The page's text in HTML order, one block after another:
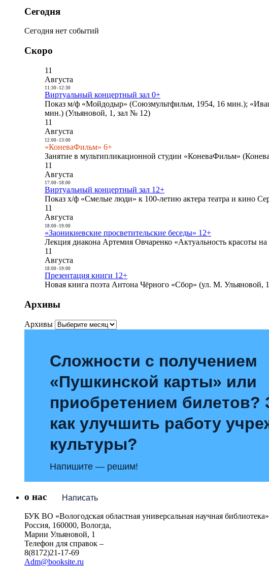
Сегодня
Сегодня нет событий
Скоро
11
Августа
11:30- 12:30
Виртуальный концертный зал 0+
Показ м/ф «Мойдодыр» (Союзмультфильм, 1954, 16 мин.);
мин.) (Ульяновой, 1, зал № 12)
11
Августа
12:00- 13:00
«КоневаФильм» 6+
Занятие в мультипликационной студии «КоневаФильм»
11
Августа
17:00- 18:00
Виртуальный концертный зал 12+
Показ х/ф «Смелые люди» к 100-летию актера театра и кино
11
Августа
18:00- 19:00
«Заоникиевские просветительские беседы» 12+
Лекция диакона Артемия Овчаренко «Актуальность красоты
11
Августа
18:00- 19:00
Презентация книги 12+
Новая книга поэта Антона Чёрного «Сбор» (ул. М. Ульяновой,
Архивы
Архивы
Сложности с получением
«Пушкинской карты» или
приобретением билетов?
как улучшить работу
культуры?
Напишите — решим!
Написать
о нас
БУК ВО «Вологодская областная универсальная научная библиотека»
Россия, 160000, Вологда,
Марии Ульяновой, 1
Телефон для справок –
8(8172)21-17-69
Adm@booksite.ru